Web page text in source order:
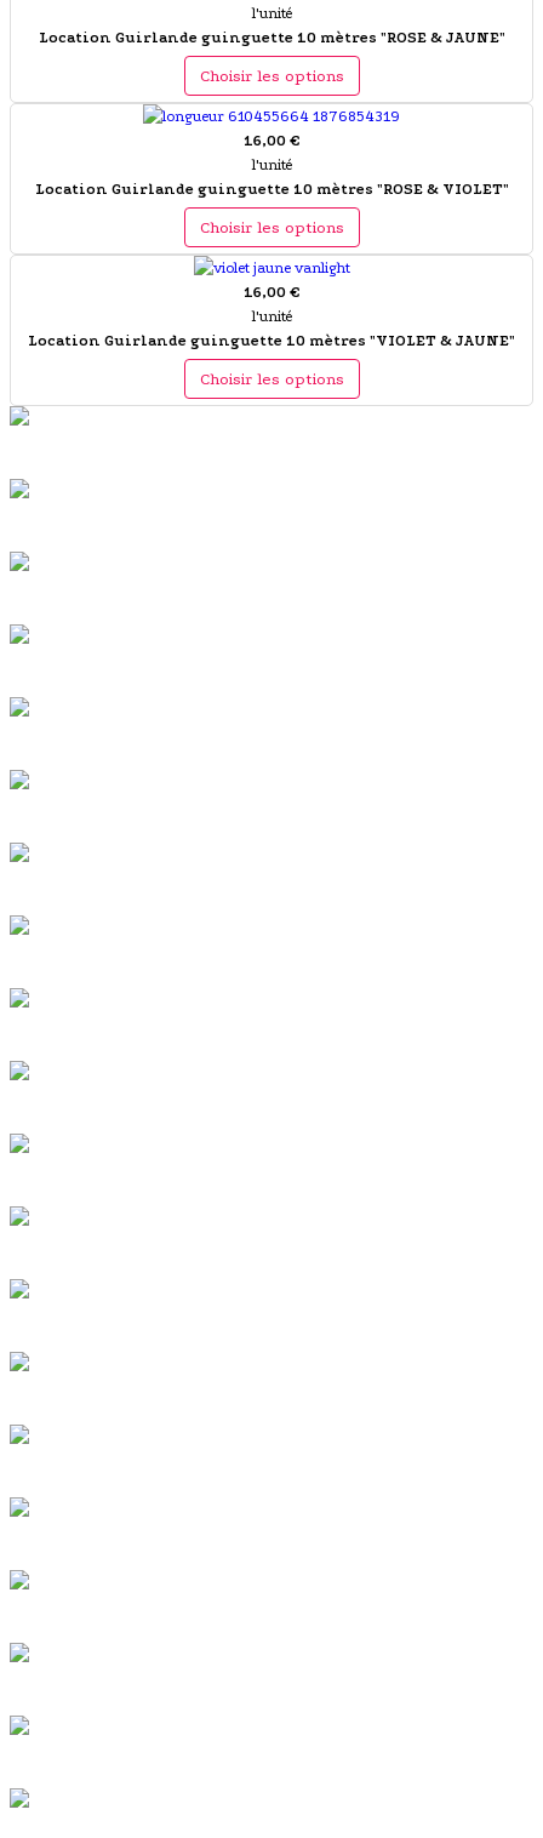
l'unité
Location Guirlande guinguette 10 mètres "ROSE & JAUNE"
Choisir les options
16,00 €
l'unité
Location Guirlande guinguette 10 mètres "ROSE & VIOLET"
Choisir les options
16,00 €
l'unité
Location Guirlande guinguette 10 mètres "VIOLET & JAUNE"
Choisir les options